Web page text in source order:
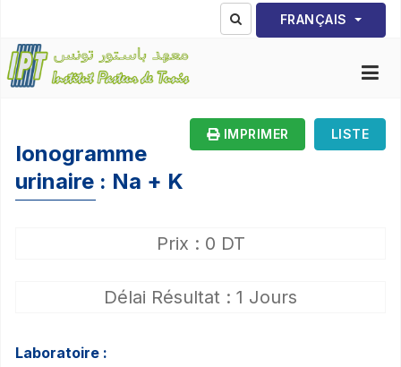
Sélectionnez votre
FRANÇAIS
LISTE
IMPRIMER
Ionogramme
urinaire : Na + K
Prix : 0 DT
Délai Résultat : 1 Jours
Laboratoire :